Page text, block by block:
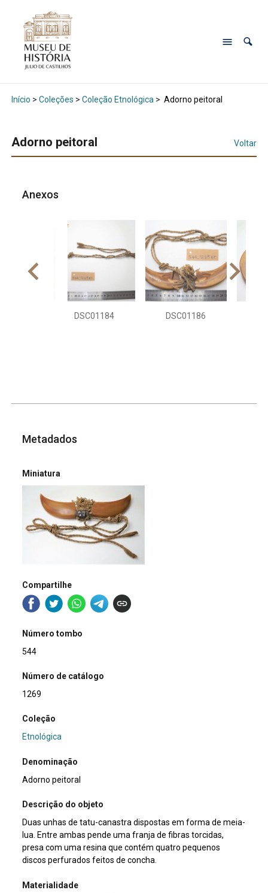
Início > Coleções > Coleção Etnológica > Adorno peitoral
Adorno peitoral Voltar
Anexos
DSC01184 DSC01186
Metadados
Miniatura
Compartilhe
Número tombo
544
Número de catálogo
1269
Coleção
Etnológica
Denominação
Adorno peitoral
Descrição do objeto
Duas unhas de tatu-canastra dispostas em forma de meia-
lua. Entre ambas pende uma franja de fibras torcidas,
presa com uma resina que contém quatro pequenos
discos perfurados feitos de concha.
Materialidade